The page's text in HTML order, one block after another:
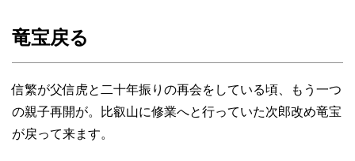
竜宝戻る
信繁が父信虎と二十年振りの再会をしている頃、もう一つ
の親子再開が。比叡山に修業へと行っていた次郎改め竜宝
が戻って来ます。